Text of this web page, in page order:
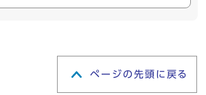
ページの先頭に戻る